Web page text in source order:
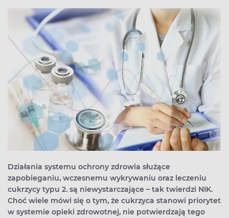
Działania systemu ochrony zdrowia służące
zapobieganiu, wczesnemu wykrywaniu oraz leczeniu
cukrzycy typu 2. są niewystarczające – tak twierdzi NIK.
Choć wiele mówi się o tym, że cukrzyca stanowi priorytet
w systemie opieki zdrowotnej, nie potwierdzają tego